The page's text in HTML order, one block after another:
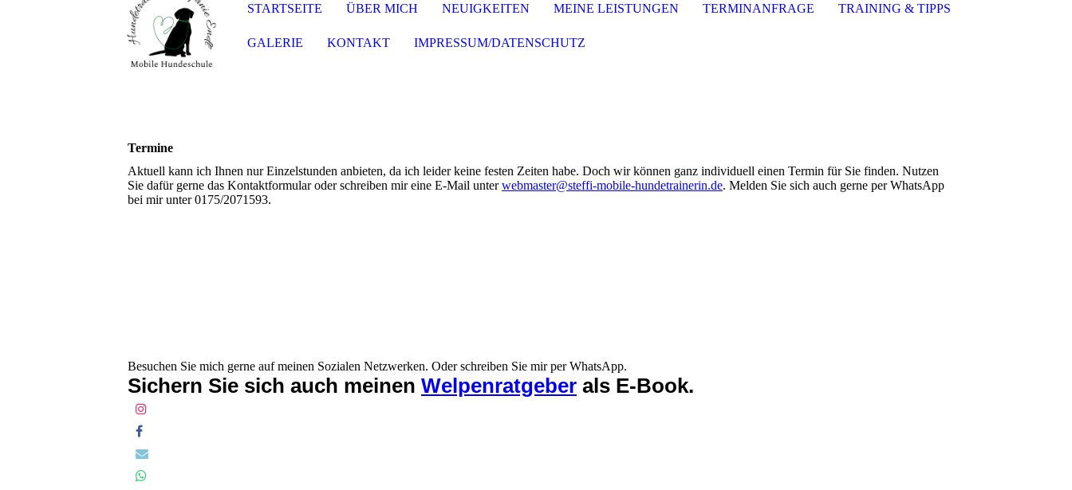
STARTSEITE ÜBER MICH NEUIGKEITEN MEINE LEISTUNGEN TERMINANFRAGE TRAINING & TIPPS
GALERIE KONTAKT IMPRESSUM/DATENSCHUTZ
Termine
Aktuell kann ich Ihnen nur Einzelstunden anbieten, da ich leider keine festen Zeiten habe. Doch wir können ganz individuell einen Termin für Sie finden. Nutzen
Sie dafür gerne das Kontaktformular oder schreiben mir eine E-Mail unterwebmaster@steffi-mobile-hundetrainerin.de. Melden Sie sich auch gerne per WhatsApp
bei mir unter 0175/2071593.
Besuchen Sie mich gerne auf meinen Sozialen Netzwerken. Oder schreiben Sie mir per WhatsApp.
Sichern Sie sich auch meinen Welpenratgeber als E-Book.